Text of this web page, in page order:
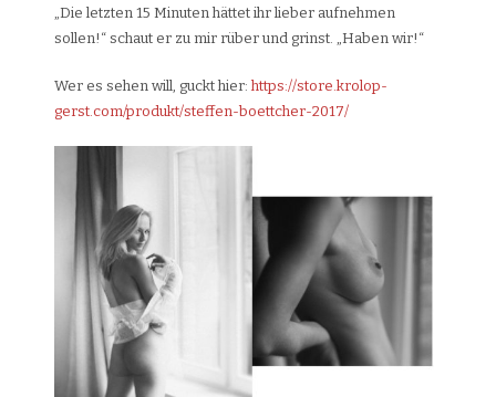
„Die letzten 15 Minuten hättet ihr lieber aufnehmen
sollen!“ schaut er zu mir rüber und grinst. „Haben wir!“
Wer es sehen will, guckt hier: https://store.krolop-
gerst.com/produkt/steffen-boettcher-2017/